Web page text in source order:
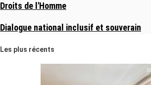
Droits de l'Homme
Dialogue national inclusif et souverain
Les plus récents